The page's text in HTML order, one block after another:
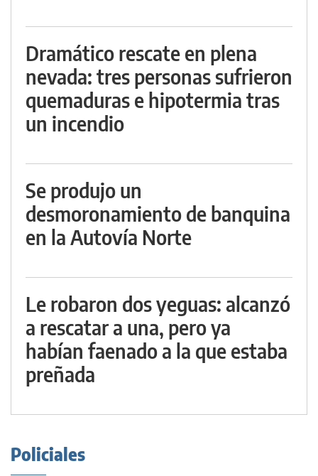
Dramático rescate en plena
nevada: tres personas sufrieron
quemaduras e hipotermia tras
un incendio
Se produjo un
desmoronamiento de banquina
en la Autovía Norte
Le robaron dos yeguas: alcanzó
a rescatar a una, pero ya
habían faenado a la que estaba
preñada
Policiales